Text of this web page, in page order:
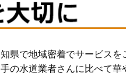
県で地域密着でサービスを
の水道業者さんに比べて華